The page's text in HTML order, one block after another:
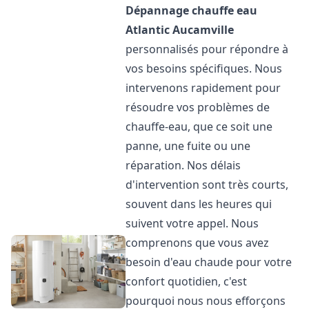
Dépannage chauffe eau
AtlanticAucamville
personnalisés pour répondre à
vos besoins spécifiques. Nous
intervenons rapidement pour
résoudre vos problèmes de
chauffe-eau, que ce soit une
panne, une fuite ou une
réparation. Nos délais
d'intervention sont très courts,
souvent dans les heures qui
suivent votre appel. Nous
comprenons que vous avez
besoin d'eau chaude pour votre
confort quotidien, c'est
pourquoi nous nous efforçons